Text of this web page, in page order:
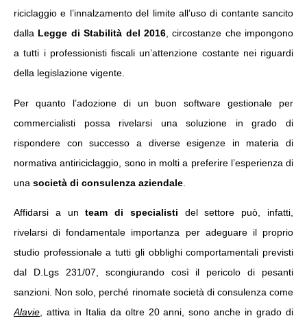
riciclaggio e l’innalzamento del limite all’uso di contante sancito
dalla Legge di Stabilità del 2016, circostanze che impongono
a tutti i professionisti fiscali un’attenzione costante nei riguardi
della legislazione vigente.
Per quanto l’adozione di un buon software gestionale per
commercialisti possa rivelarsi una soluzione in grado di
rispondere con successo a diverse esigenze in materia di
normativa antiriciclaggio, sono in molti a preferire l’esperienza di
una società di consulenza aziendale
Affidarsi a unteam di specialisti del settore può, infatti,
rivelarsi di fondamentale importanza per adeguare il proprio
studio professionale a tutti gli obblighi comportamentali previsti
dal D.Lgs 231/07, scongiurando così il pericolo di pesanti
sanzioni. Non solo, perché rinomate società di consulenza come
Alavie , attiva in Italia da oltre 20 anni, sono anche in grado di